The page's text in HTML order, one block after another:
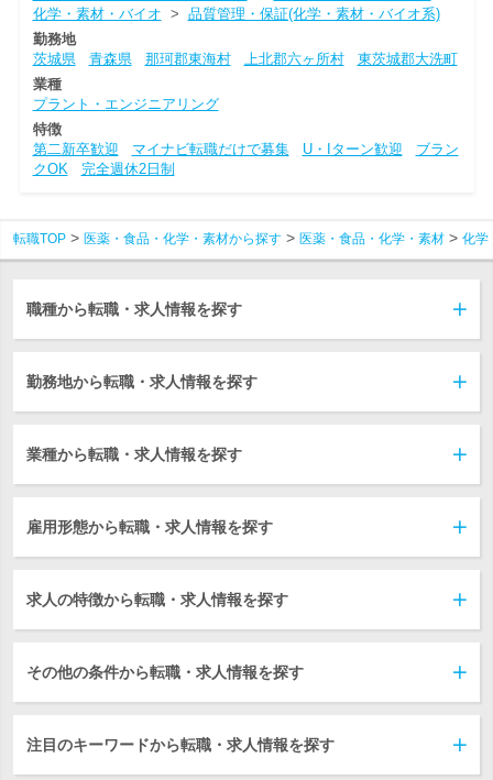
化学・素材・バイオ > 品質管理・保証(化学・素材・バイオ系)
勤務地
茨城県
青森県 那珂郡東海村 上北郡六ヶ所村
東茨城郡大洗町
業種
プラント・エンジニアリング
特徴
第二新卒歓迎
マイナビ転職だけで募集 U・Iターン歓迎
ブラン
クOK
完全週休2日制
転職TOP 医薬・食品・化学・素材から探す 医薬・食品・化学・素材 化学
職種から転職・求人情報を探す
勤務地から転職・求人情報を探す
業種から転職・求人情報を探す
雇用形態から転職・求人情報を探す
求人の特徴から転職・求人情報を探す
その他の条件から転職・求人情報を探す
注目のキーワードから転職・求人情報を探す